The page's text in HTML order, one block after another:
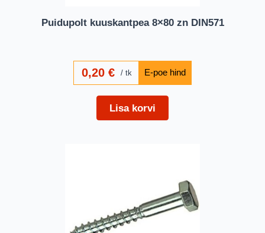
Puidupolt kuuskantpea 8×80 zn DIN571
0,20€ tk
Lisa korvi